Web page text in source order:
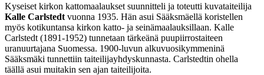
Kyseiset kirkon kattomaalaukset suunnitteli ja toteutti kuvataiteilija
Kalle Carlstedt vuonna 1935. Hän asui Sääksmäellä koristellen
myös kotikuntansa kirkon katto- ja seinämaalauksillaan. Kalle
Carlstedt (1891-1952) tunnetaan tärkeänä puupiirrostaiteen
uranuurtajana Suomessa. 1900-luvun alkuvuosikymmeninä
Sääksmäki tunnettiin taiteilijayhdyskunnasta. Carlstedtin ohella
täällä asui muitakin sen ajan taiteilijoita.